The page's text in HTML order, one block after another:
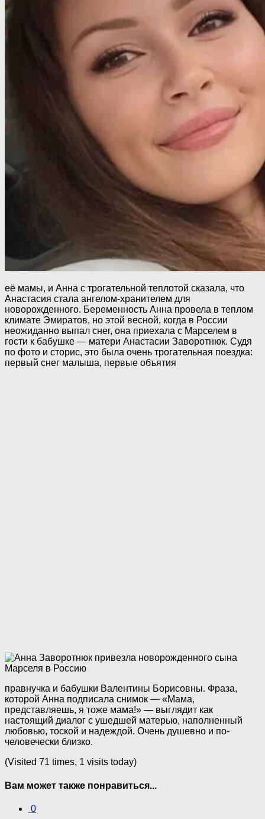
её мамы, и Анна с трогательной теплотой сказала, что
Анастасия стала ангелом-хранителем для
новорожденного. Беременность Анна провела в теплом
климате Эмиратов, но этой весной, когда в России
неожиданно выпал снег, она приехала с Марселем в
гости к бабушке — матери Анастасии Заворотнюк. Судя
по фото и сторис, это была очень трогательная поездка:
первый снег малыша, первые объятия
правнучка и бабушки Валентины Борисовны. Фраза,
которой Анна подписала снимок — «Мама,
представляешь, я тоже мама!» — выглядит как
настоящий диалог с ушедшей матерью, наполненный
любовью, тоской и надеждой. Очень душевно и по-
человечески близко.
(Visited 71 times, 1 visits today)
Вам может также понравиться...
0